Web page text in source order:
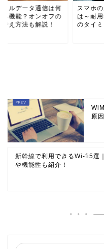
ホの寿命を延ばすに
耐用年数と買い替え
イミング～
【
け】通
つの方法
原
新幹線で利用できるWi-fi5選
や機能性も紹介！